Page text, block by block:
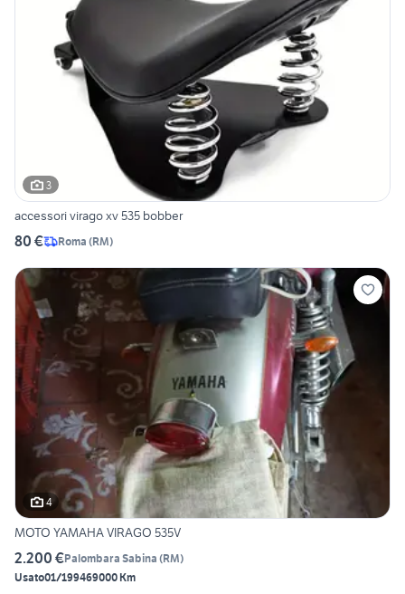
3
accessori virago xv 535 bobber
80 € Roma (RM)
4
MOTO YAMAHA VIRAGO 535V
2.200 €Palombara Sabina (RM)
Usato01/199469000 Km